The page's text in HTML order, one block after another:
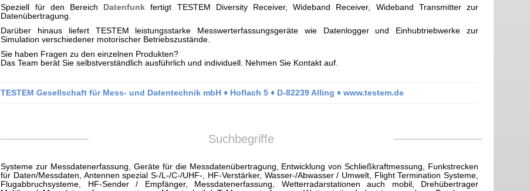
Speziell für den Bereich
Datenfunk fertigt TESTEM Diversity Receiver, Wideband Receiver, Wideband Transmitter zur
Datenübertragung.
Darüber hinaus liefert TESTEM leistungsstarke Messwerterfassungsgeräte wie Datenlogger und Einhubtriebwerke zur
Simulation verschiedener motorischer Betriebszustände.
Sie haben Fragen zu den einzelnen Produkten?
Das Team berät Sie selbstverständlich ausführlich und individuell. Nehmen Sie Kontakt auf.
TESTEM Gesellschaft für Mess- und Datentechnik mbH ♦ Hoflach 5 ♦ D-82239 Alling ♦ www.testem.de
Suchbegriffe
Systeme zur Messdatenerfassung, Geräte für die Messdatenübertragung, Entwicklung von Schließkraftmessung, Funkstrecken
für Daten/Messdaten, Antennen spezial S-/L-/C-/UHF-, HF-Verstärker, Wasser-/Abwasser / Umwelt, Flight Termination Systeme,
Flugabbruchsysteme, HF-Sender / Empfänger, Messdatenerfassung, Wetterradarstationen auch mobil, Drehübertrager